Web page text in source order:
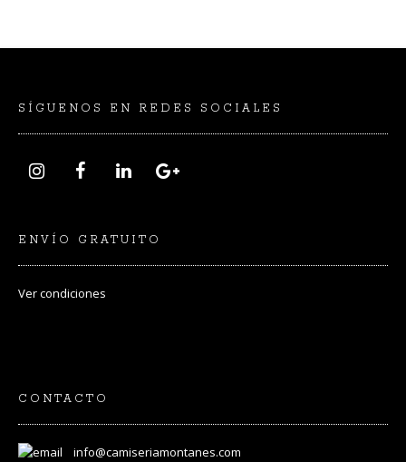
SÍGUENOS EN REDES SOCIALES
ENVÍO GRATUITO
Vercondiciones
CONTACTO
info@camiseriamontanes.com